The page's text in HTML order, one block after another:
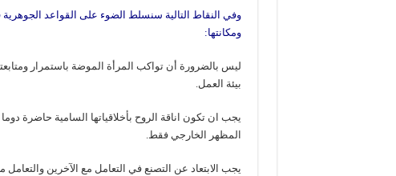
وفي النقاط التالية سنسلط الضوء على القواعد
ومكانتها:
ليس بالضرورة أن تواكب المرأة الموضة باستمرار
بيئة العمل.
يجب ان تكون اناقة الروح بأخلاقياتها السامية حاضرة
المظهر الخارجي فقط.
يجب الابتعاد عن التصنع في التعامل مع الآخرين والتعامل